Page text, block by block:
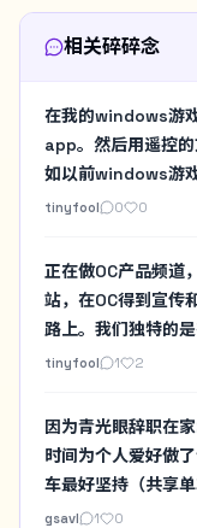
相关碎碎念
在我的windows游
app。然后用遥控
如以前windows游
gog、战网，然后手
以前要在windows
去安装，现在也都
境下遥控即可
tinyfool 0 0
正在做OC产品频道
站，在OC得到宣传
路上。我们独特的
视频也可以列在你
复杂的互动都自动
产品页的
tinyfool 1 2
因为青光眼辞职在
时间为个人爱好做
车最好坚持（共享
的英语口语和开源
gsavl 1 0